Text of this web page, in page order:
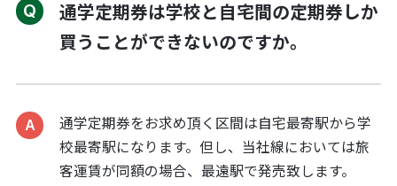
通学定期券は学校と自宅間の定期券しか
買うことができないのですか。
通学定期券をお求め頂く区間は自宅最寄駅から学
校最寄駅になります。但し、当社線においては旅
客運賃が同額の場合、最遠駅で発売致します。